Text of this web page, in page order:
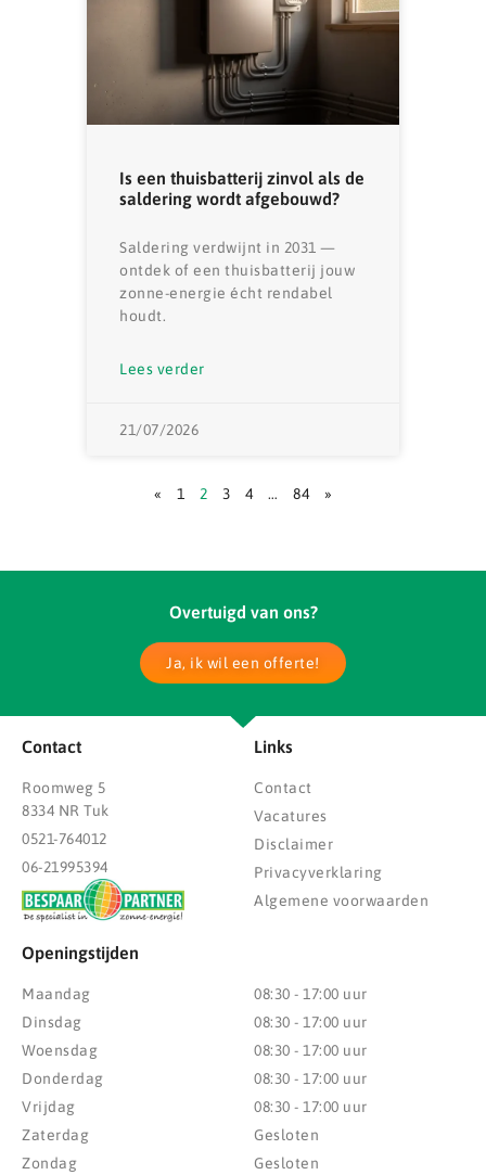
Is een thuisbatterij zinvol als de
saldering wordt afgebouwd?
Saldering verdwijnt in 2031 —
ontdek of een thuisbatterij jouw
zonne-energie écht rendabel
houdt.
Lees verder
21/07/2026
« 1 2 3 4 … 84 »
Overtuigd van ons?
Ja, ik wil een offerte!
Contact
Roomweg 5
8334 NR Tuk
0521-764012
06-21995394
Links
Contact
Vacatures
Disclaimer
Privacyverklaring
Algemene voorwaarden
Openingstijden
Maandag
Dinsdag
Woensdag
Donderdag
Vrijdag
Zaterdag
Zondag
08:30 - 17:00 uur
08:30 - 17:00 uur
08:30 - 17:00 uur
08:30 - 17:00 uur
08:30 - 17:00 uur
Gesloten
Gesloten